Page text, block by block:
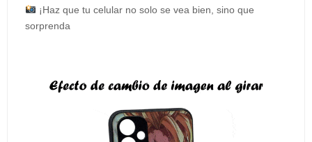
¡Haz que tu celular no solo se vea bien, sino que
sorprenda